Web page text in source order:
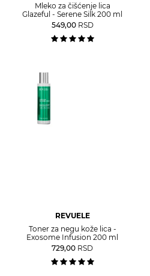
Mleko za čišćenje lica
Glazeful - Serene Silk 200 ml
549,00 RSD
REVUELE
Toner za negu kože lica -
Exosome Infusion 200 ml
729,00 RSD